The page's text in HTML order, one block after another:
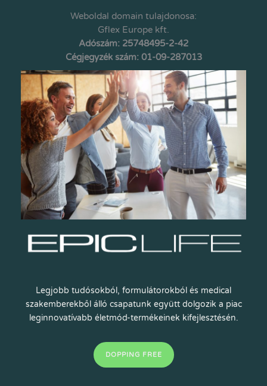
Weboldal domain tulajdonosa:
Gflex Europe kft.
Adószám: 25748495-2-42
Cégjegyzék szám: 01-09-287013
Legjobb tudósokból, formulátorokból és medical
szakemberekből álló csapatunk együtt dolgozik a piac
leginnovatívabb életmód-termékeinek kifejlesztésén.
DOPPING FREE